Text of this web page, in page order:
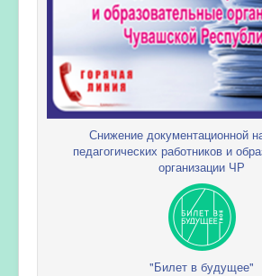
Снижение документационной
педагогических работников и
организации ЧР
"Билет в будущее"